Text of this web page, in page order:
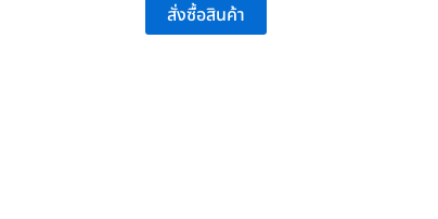
สั่งซื้อสินค้า